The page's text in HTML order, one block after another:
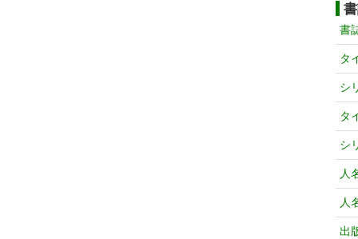
書
タ
シ
タ
シ
人
人
出